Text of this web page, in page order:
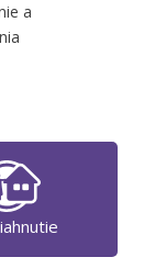
a